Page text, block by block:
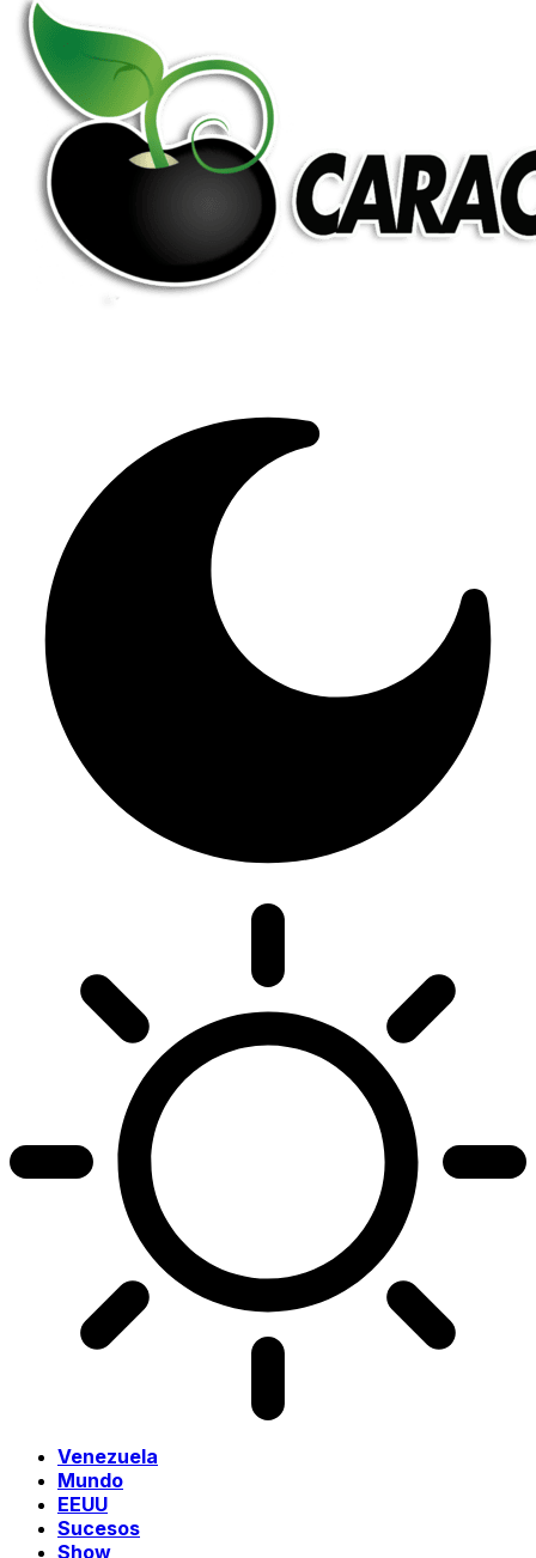
Venezuela
Mundo
EEUU
Sucesos
Show